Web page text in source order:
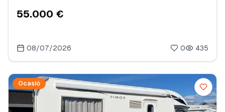
55.000 €
08/07/2026 0 435
Ocasió